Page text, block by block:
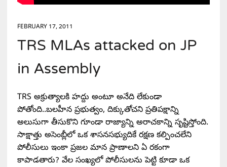
FEBRUARY 17, 2011
TRS MLAs attacked on JP
in Assembly
TRS అక్రుత్యాలకి హద్దు అంటూ అనేది లేకుండా
పోతోంది..బలహీన ప్రభుత్వం, దిక్కుతోచని ప్రతిపక్షాన్ని
అలుసుగా తీసుకొని గూండా రాజ్యాన్ని అరాచకాన్ని సృష్టిస్తోంది.
సాక్షాత్తు అసెంబ్లీలో ఒక శాసనసభ్యుదికే రక్షణ కల్పించలేని
పోలీసులు ఇంకా ప్రజల మాన ప్రాణాలని ఏ రకంగా
కాపాడతారు? వేల సంఖ్యలో పోలీసులను పెట్టి కూడా ఒక